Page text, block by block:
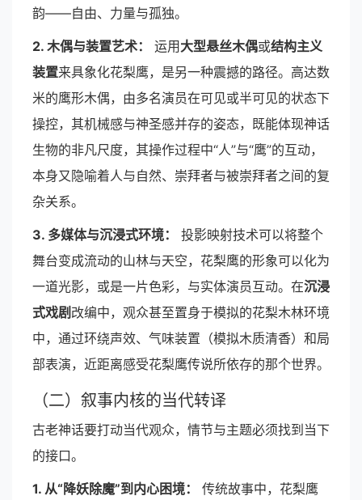
韵——自由、力量与孤独。
2. 木偶与装置艺术： 运用 大型悬丝木偶或结构主义
装置来具象化花梨鹰，是另一种震撼的路径。高达数
米的鹰形木偶，由多名演员在可见或半可见的状态下
操控，其机械感与神圣感并存的姿态，既能体现神话
生物的非凡尺度，其操作过程中“人”与“鹰”的互动，
本身又隐喻着人与自然、崇拜者与被崇拜者之间的复
杂关系。
3. 多媒体与沉浸式环境：
投影映射技术可以将整个
舞台变成流动的山林与天空，花梨鹰的形象可以化为
一道光影，或是一片色彩，与实体演员互动。在沉浸
式戏剧 改编中，观众甚至置身于模拟的花梨木林环境
中，通过环绕声效、气味装置（模拟木质清香）和局
部表演，近距离感受花梨鹰传说所依存的那个世界。
（二）叙事内核的当代转译
古老神话要打动当代观众，情节与主题必须找到当下
的接口。
1. 从“降妖除魔”到内心困境： 传统故事中，花梨鹰